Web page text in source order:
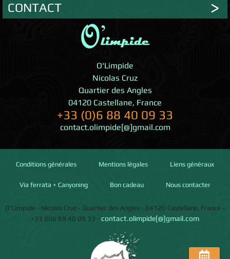
CONTACT
O'Limpide
Nicolas Cruz
Quartier des Angles
04120 Castellane, France
+33 (0)6 88 40 09 33
contact.olimpide[@]gmail.com
Conditions générales Mentions légales Liens généraux
Via ferrata + Canyoning Bon cadeau Nous contacter
O'Limpide - Nicolas Cruz - Quartier des Angles - 04120 Castellane, France -
+33 (0)6 88 40 09 33 - contact.olimpide[@]gmail.com